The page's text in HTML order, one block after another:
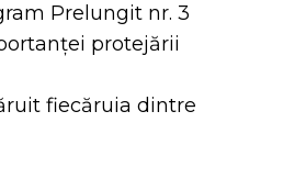
Prelungit nr. 3
protejării
fiecăruia dintre